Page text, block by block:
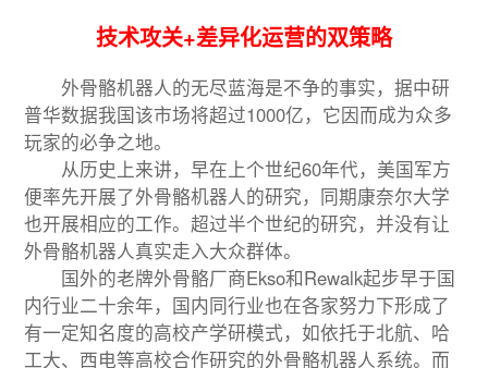
技术攻关+差异化运营的双策略
外骨骼机器人的无尽蓝海是不争的事实，据中研
普华数据我国该市场将超过1000亿，它因而成为众多
玩家的必争之地。
从历史上来讲，早在上个世纪60年代，美国军方
便率先开展了外骨骼机器人的研究，同期康奈尔大学
也开展相应的工作。超过半个世纪的研究，并没有让
外骨骼机器人真实走入大众群体。
国外的老牌外骨骼厂商Ekso和Rewalk起步早于国
内行业二十余年，国内同行业也在各家努力下形成了
有一定知名度的高校产学研模式，如依托于北航、哈
工大、西电等高校合作研究的外骨骼机器人系统。而